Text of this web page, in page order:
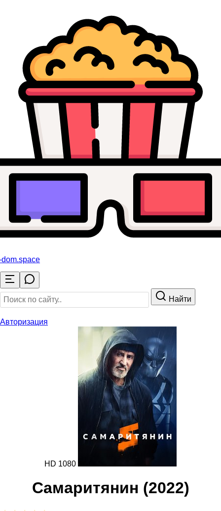
.space
Найти
Авторизация
HD 1080
Самаритянин (2022)